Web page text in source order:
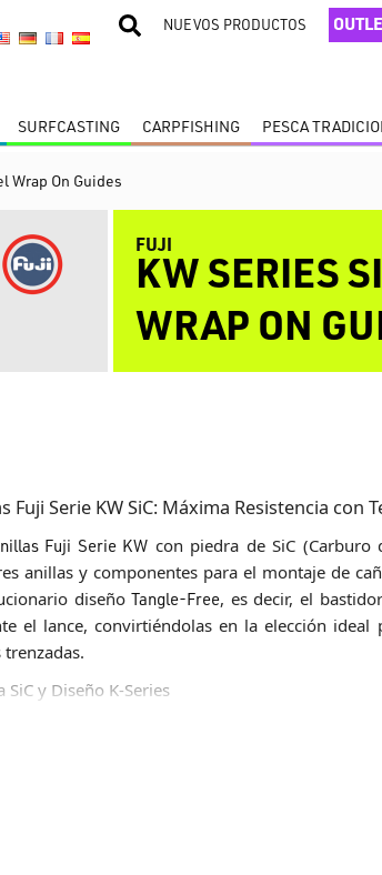
NUEVOS PRODUCTOS
SURFCASTING CARPFISHING PESCA
Wrap On Guides
FUJI
KW SERIES
WRAP ON
Fuji Serie KW SiC: Máxima Resistencia con
Fuji Serie KW con piedra de SiC
anillas y componentes para el montaje de
diseñoTangle-Free, es decir, el
el lance, convirtiéndolas en la elección
trenzadas.
SiC y Diseño K-Series
es célebre por su dureza de